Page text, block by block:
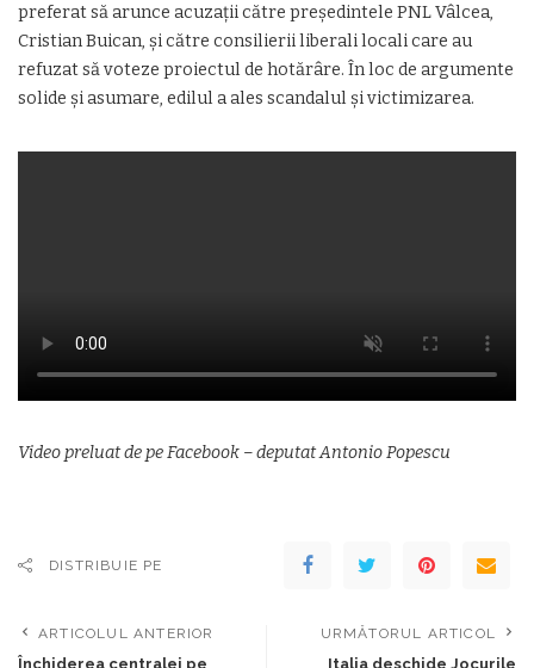
preferat să arunce acuzații către președintele PNL Vâlcea,
Cristian Buican, și către consilierii liberali locali care au
refuzat să voteze proiectul de hotărâre. În loc de argumente
solide și asumare, edilul a ales scandalul și victimizarea.
Video preluat de pe Facebook – deputat Antonio Popescu
DISTRIBUIE PE
ARTICOLUL ANTERIOR
Închiderea centralei pe
URMĂTORUL ARTICOL
Italia deschide Jocurile